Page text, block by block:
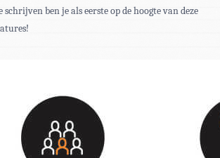
schrijven ben je als eerste op de hoogte van deze